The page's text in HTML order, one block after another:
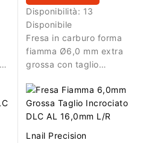
Disponibilità: 13
Disponibile
Fresa in carburo forma
fiamma Ø6,0 mm extra
grossa con taglio
L/R. Ideale per rimozione
intensa di gel e acrilico.
Lnail Precision